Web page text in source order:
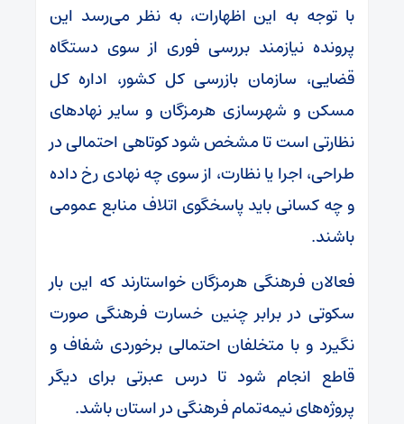
با توجه به این اظهارات، به نظر می‌رسد این
پرونده نیازمند بررسی فوری از سوی دستگاه
قضایی، سازمان بازرسی کل کشور، اداره کل
مسکن و شهرسازی هرمزگان و سایر نهادهای
نظارتی است تا مشخص شود کوتاهی احتمالی در
طراحی، اجرا یا نظارت، از سوی چه نهادی رخ داده
و چه کسانی باید پاسخگوی اتلاف منابع عمومی
باشند.
فعالان فرهنگی هرمزگان خواستارند که این بار
سکوتی در برابر چنین خسارت فرهنگی صورت
نگیرد و با متخلفان احتمالی برخوردی شفاف و
قاطع انجام شود تا درس عبرتی برای دیگر
پروژه‌های نیمه‌تمام فرهنگی در استان باشد.